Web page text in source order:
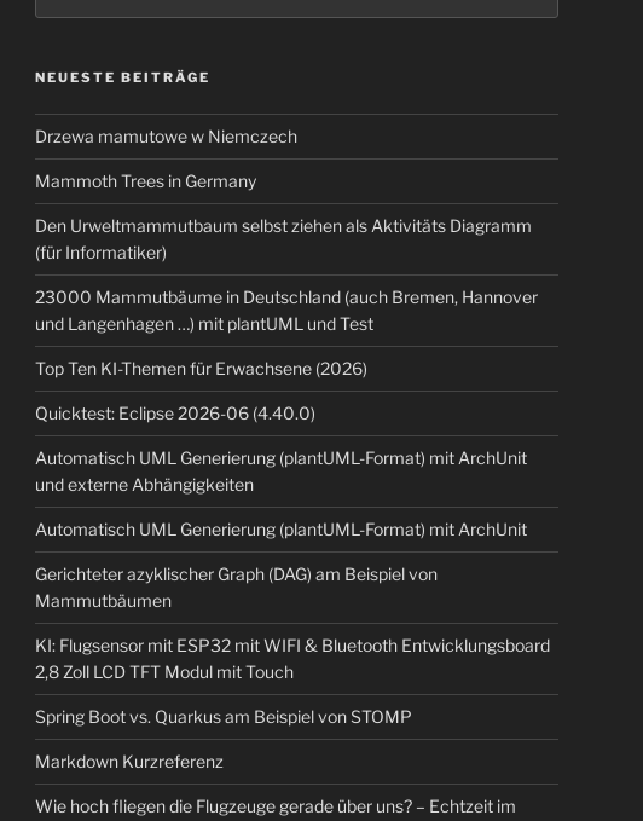
NEUESTE BEITRÄGE
Drzewa mamutowe w Niemczech
Mammoth Trees in Germany
Den Urweltmammutbaum selbst ziehen als Aktivitäts Diagramm
(für Informatiker)
23000 Mammutbäume in Deutschland (auch Bremen, Hannover
und Langenhagen …) mit plantUML und Test
Top Ten KI-Themen für Erwachsene (2026)
Quicktest: Eclipse 2026-06 (4.40.0)
Automatisch UML Generierung (plantUML-Format) mit ArchUnit
und externe Abhängigkeiten
Automatisch UML Generierung (plantUML-Format) mit ArchUnit
Gerichteter azyklischer Graph (DAG) am Beispiel von
Mammutbäumen
KI: Flugsensor mit ESP32 mit WIFI & Bluetooth Entwicklungsboard
2,8 Zoll LCD TFT Modul mit Touch
Spring Boot vs. Quarkus am Beispiel von STOMP
Markdown Kurzreferenz
Wie hoch fliegen die Flugzeuge gerade über uns? – Echtzeit im